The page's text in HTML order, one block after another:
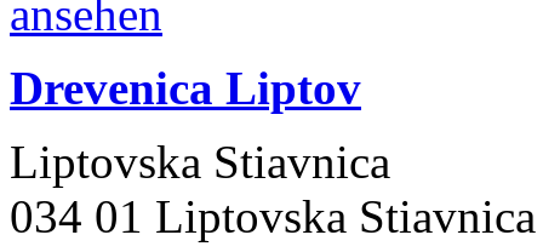
Drevenica Liptov
Liptovska Stiavnica
034 01 Liptovska Stiavnica